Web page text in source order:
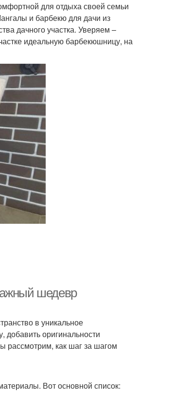
для отдыха своей семьи
и барбекю для дачи из
дачного участка. Уверяем –
идеальную барбекюшницу, на
шедевр
в уникальное
оригинальности
рассмотрим, как шаг за шагом
Вот основной список: